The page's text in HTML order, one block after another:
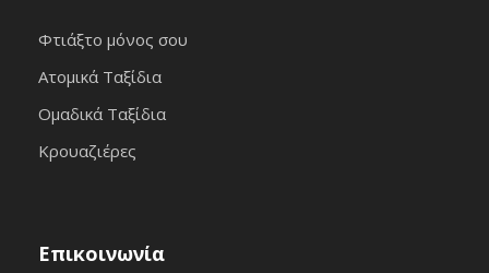
Φτιάξτο μόνος σου
Ατομικά Ταξίδια
Ομαδικά Ταξίδια
Κρουαζιέρες
Επικοινωνία